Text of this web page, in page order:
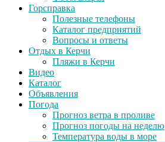
Горсправка
Полезные телефоны
Каталог предприятий
Вопросы и ответы
Отдых в Керчи
Пляжи в Керчи
Видео
Каталог
Объявления
Погода
Прогноз ветра в проливе
Прогноз погоды на неделю
Температура воды в море